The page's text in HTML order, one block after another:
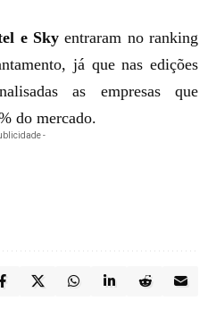
e Skyentraram no ranking
já que nas edições
as empresas que
do mercado.
-